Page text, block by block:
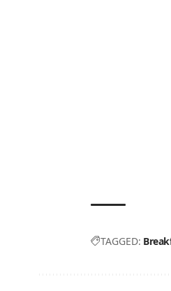
TAGGED: